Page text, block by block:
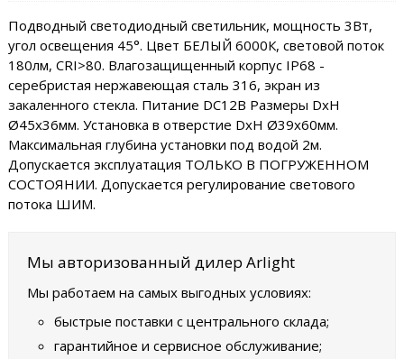
Подводный светодиодный светильник, мощность 3Вт,
угол освещения 45°. Цвет БЕЛЫЙ 6000К, световой поток
180лм, CRI>80. Влагозащищенный корпус IP68 -
серебристая нержавеющая сталь 316, экран из
закаленного стекла. Питание DC12В Размеры DxH
Ø45х36мм. Установка в отверстие DxH Ø39х60мм.
Максимальная глубина установки под водой 2м.
Допускается эксплуатация ТОЛЬКО В ПОГРУЖЕННОМ
СОСТОЯНИИ. Допускается регулирование светового
потока ШИМ.
Мы авторизованный дилер Arlight
Мы работаем на самых выгодных условиях:
быстрые поставки с центрального склада;
гарантийное и сервисное обслуживание;